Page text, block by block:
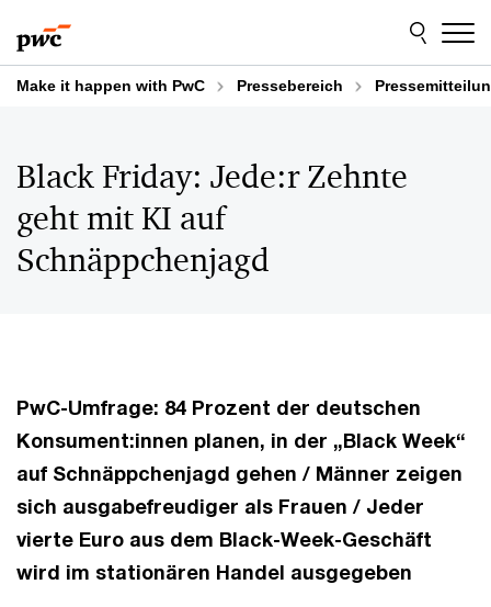
to
content
to
footer
Make it happen with PwC Pressebereich
Black Friday: Jede:r Zehnte
geht mit KI auf
Schnäppchenjagd
PwC-Umfrage: 84 Prozent der deutschen
Konsument:innen planen, in der „Black Week“
auf Schnäppchenjagd gehen / Männer zeigen
sich ausgabefreudiger als Frauen / Jeder
vierte Euro aus dem Black-Week-Geschäft
wird im stationären Handel ausgegeben